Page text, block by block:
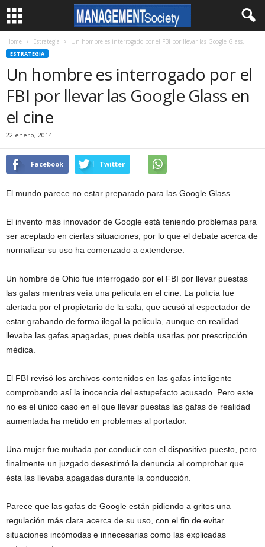
Home Estrategia Un hombre es interrogado por el FBI por llevar las Google Glass...
ESTRATEGIA
Un hombre es interrogado por el
FBI por llevar las Google Glass en
el cine
22 enero, 2014
Facebook Twitter
El mundo parece no estar preparado para las Google Glass.
El invento más innovador de Google está teniendo problemas para
ser aceptado en ciertas situaciones, por lo que el debate acerca de
normalizar su uso ha comenzado a extenderse.
Un hombre de Ohio fue interrogado por el FBI por llevar puestas
las gafas mientras veía una película en el cine. La policía fue
alertada por el propietario de la sala, que acusó al espectador de
estar grabando de forma ilegal la película, aunque en realidad
llevaba las gafas apagadas, pues debía usarlas por prescripción
médica.
El FBI revisó los archivos contenidos en las gafas inteligente
comprobando así la inocencia del estupefacto acusado. Pero este
no es el único caso en el que llevar puestas las gafas de realidad
aumentada ha metido en problemas al portador.
Una mujer fue multada por conducir con el dispositivo puesto, pero
finalmente un juzgado desestimó la denuncia al comprobar que
ésta las llevaba apagadas durante la conducción.
Parece que las gafas de Google están pidiendo a gritos una
regulación más clara acerca de su uso, con el fin de evitar
situaciones incómodas e innecesarias como las explicadas